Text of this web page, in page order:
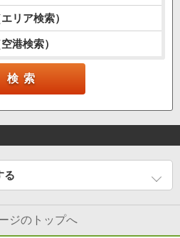
リア検索）
港検索）
る
ジのトップへ